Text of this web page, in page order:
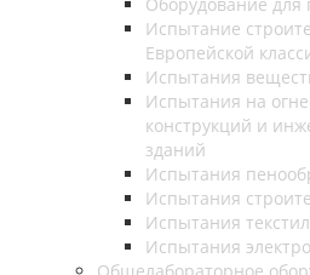
Испытание
Европейской
Испытания
Испытания на
конструкций и
зданий
Испытания
Испытания
Испытания
Испытания